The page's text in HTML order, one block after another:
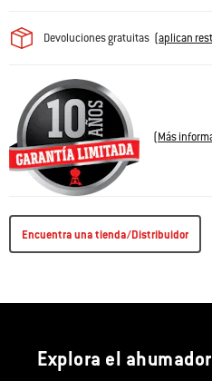
Devoluciones gratuitas (aplican
(Más
Encuentra una tienda/Distribuidor
Explora el